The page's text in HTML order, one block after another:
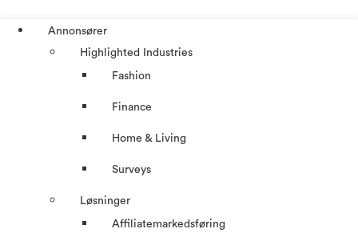
Annonsører
Highlighted Industries
Fashion
Finance
Home & Living
Surveys
Løsninger
Affiliatemarkedsføring